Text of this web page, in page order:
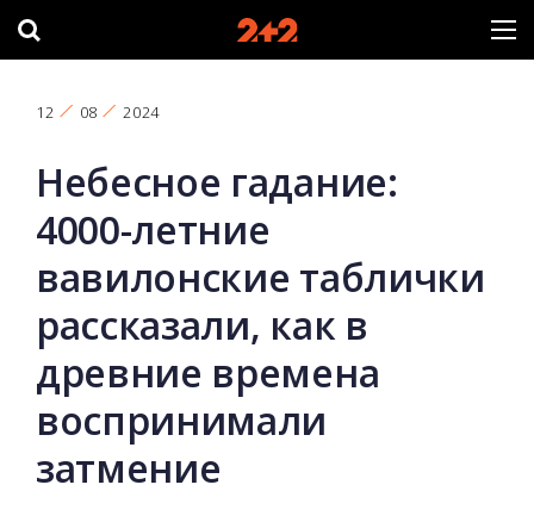
12 08 2024
Небесное гадание:
4000-летние
вавилонские таблички
рассказали, как в
древние времена
воспринимали
затмение